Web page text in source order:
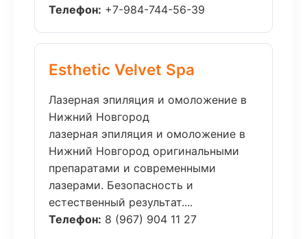
Телефон: +7-984-744-56-39
Esthetic Velvet Spa
Лазерная эпиляция и омоложение в
Нижний Новгород
лазерная эпиляция и омоложение в
Нижний Новгород оригинальными
препаратами и современными
лазерами. Безопасность и
естественный результат....
Телефон: 8 (967) 904 11 27